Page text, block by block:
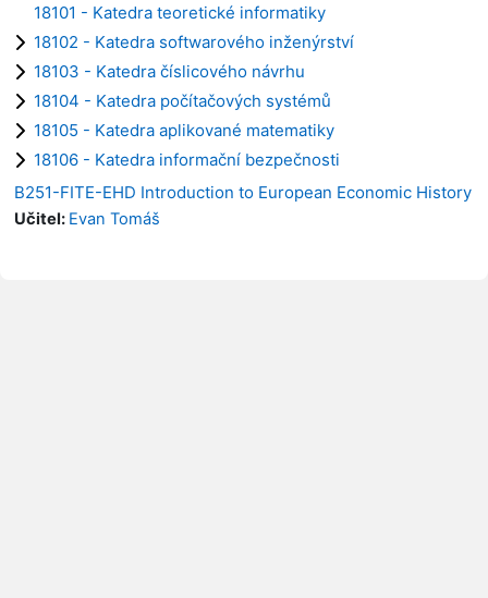
18101 - Katedra teoretické informatiky
18102 - Katedra softwarového inženýrství
18103 - Katedra číslicového návrhu
18104 - Katedra počítačových systémů
18105 - Katedra aplikované matematiky
18106 - Katedra informační bezpečnosti
B251-FITE-EHD Introduction to European Economic History
Učitel: Evan Tomáš